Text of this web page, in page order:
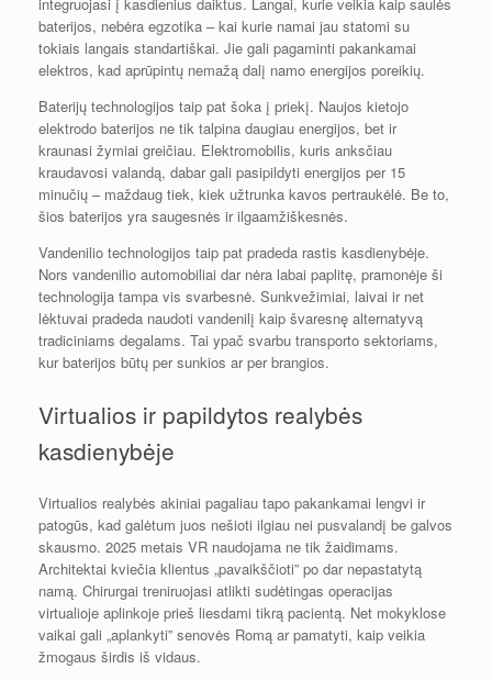
baterijos, nebėra egzotika – kai kurie namai jau statomi su
tokiais langais standartiškai. Jie gali pagaminti pakankamai
elektros, kad aprūpintų nemažą dalį namo energijos poreikių.
Baterijų technologijos taip pat šoka į priekį. Naujos kietojo
elektrodo baterijos ne tik talpina daugiau energijos, bet ir
kraunasi žymiai greičiau. Elektromobilis, kuris anksčiau
kraudavosi valandą, dabar gali pasipildyti energijos per 15
minučių – maždaug tiek, kiek užtrunka kavos pertraukėlė. Be to,
šios baterijos yra saugesnės ir ilgaamžiškesnės.
Vandenilio technologijos taip pat pradeda rastis kasdienybėje.
Nors vandenilio automobiliai dar nėra labai paplitę, pramonėje ši
technologija tampa vis svarbesnė. Sunkvežimiai, laivai ir net
lėktuvai pradeda naudoti vandenilį kaip švaresnę alternatyvą
tradiciniams degalams. Tai ypač svarbu transporto sektoriams,
kur baterijos būtų per sunkios ar per brangios.
Virtualios ir papildytos realybės
kasdienybėje
Virtualios realybės akiniai pagaliau tapo pakankamai lengvi ir
patogūs, kad galėtum juos nešioti ilgiau nei pusvalandį be galvos
skausmo. 2025 metais VR naudojama ne tik žaidimams.
Architektai kviečia klientus „pavaikščioti” po dar nepastatytą
namą. Chirurgai treniruojasi atlikti sudėtingas operacijas
virtualioje aplinkoje prieš liesdami tikrą pacientą. Net mokyklose
vaikai gali „aplankyti” senovės Romą ar pamatyti, kaip veikia
žmogaus širdis iš vidaus.